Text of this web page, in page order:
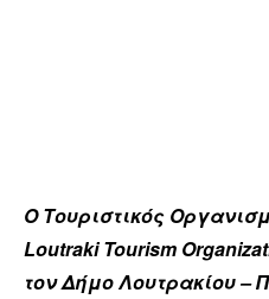
Ο Τουριστικός
Loutraki Tourism
τον Δήμο Λουτρακίου –